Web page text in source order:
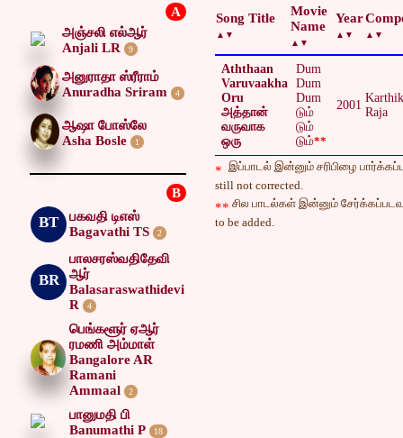
A
அஞ்சலி எல்ஆர்
Anjali LR
9
அனுராதா ஸ்ரீராம்
Anuradha Sriram
4
ஆஷா போஸ்லே
Asha Bosle
1
B
BT
பகவதி டிஎஸ்
Bagavathi TS
2
BR
பாலசரஸ்வதிதேவி
ஆர்
Balasaraswathidevi
R
4
பெங்களூர் ஏஆர்
ரமணி அம்மாள்
Bangalore AR
Ramani
Ammaal
2
பானுமதி பி
Banumathi P
18
Song Title
Movie
Name
Year
Aththaan
Varuvaakha
Oru
அத்தான்
வருவாக
ஒரு
Dum
Dum
Dum
டும்
டும்
டும்**
2001
Karthik
Raja
* இப்பாடல் இன்னும் சரிபிழை
still not corrected.
** சில பாடல்கள் இன்னும்
to be added.